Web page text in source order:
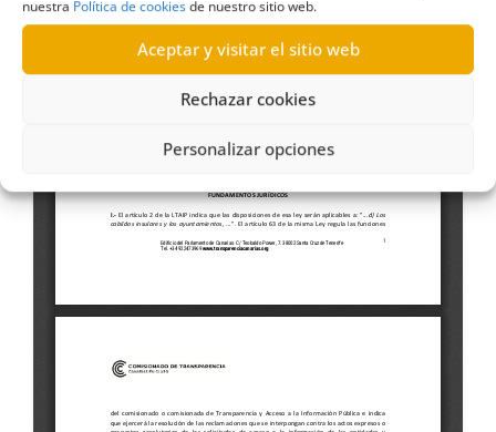
nuestra Política de cookiesde nuestro sitio web.
Aceptar y visitar el sitio web
Rechazar cookies
Personalizar opciones